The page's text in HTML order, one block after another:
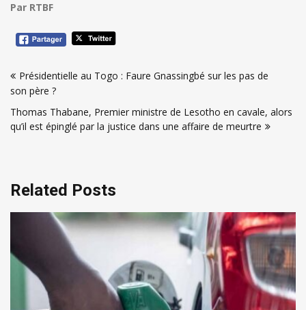
Par RTBF
de
l’article
Présidentielle au Togo : Faure Gnassingbé sur les pas de
son père ?
Thomas Thabane, Premier ministre de Lesotho en cavale, alors
qu’il est épinglé par la justice dans une affaire de meurtre
Related Posts